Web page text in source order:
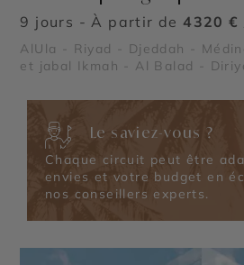
9 jours - À partir de 4320 €
AlUla - Riyad - Djeddah -
et jabal Ikmah - Al Balad -
Le saviez-vous ?
Chaque circuit peut être
envies et votre budget en
nos conseillers experts.